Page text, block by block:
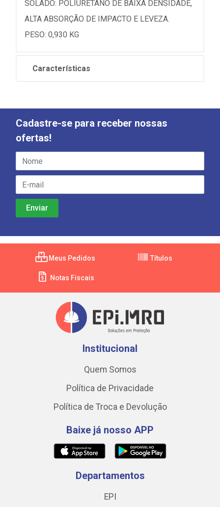
SOLADO: POLIURETANO DE BAIXA DENSIDADE,
ALTA ABSORÇÃO DE IMPACTO E LEVEZA.
PESO: 0,930 KG
Características
Cadastre-se para receber nossas
ofertas!
Meus Pedidos Títulos
Notas Fiscais
Institucional
Quem Somos
Política de Privacidade
Política de Troca e Devolução
Baixe já nosso APP
Departamentos
EPI